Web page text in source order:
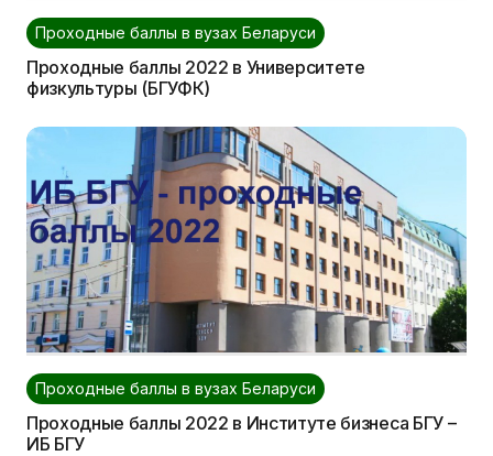
Проходные баллы в вузах Беларуси
Проходные баллы 2022 в Университете
физкультуры (БГУФК)
Проходные баллы в вузах Беларуси
Проходные баллы 2022 в Институте бизнеса БГУ –
ИБ БГУ